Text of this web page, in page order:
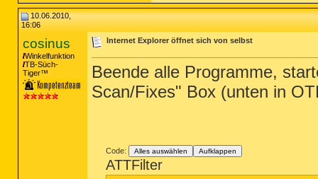
10.06.2010,
16:06
cosinus
Winkelfunktion
TB-Süch-
Tiger™
Internet Explorer öffnet sich von selbst
Beende alle Programme,
Scan/Fixes" Box (unten in
Code: Alles auswählen Aufklappen
ATTFilter